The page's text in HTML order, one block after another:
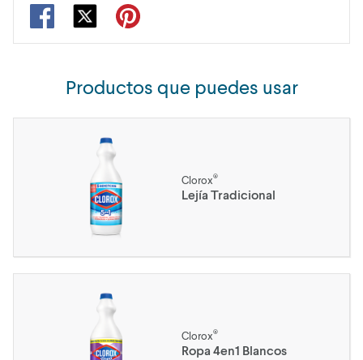
Productos que puedes usar
Clorox®
Lejía Tradicional
Clorox®
Ropa 4en1 Blancos